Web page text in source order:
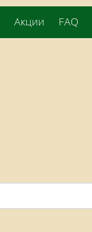
Акции FAQ